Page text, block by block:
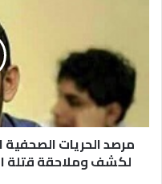
مرصد الحريات الصحفية
لكشف وملاحقة قتلة